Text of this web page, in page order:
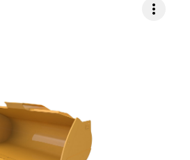
more_vert